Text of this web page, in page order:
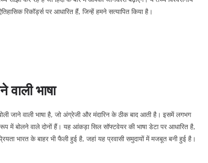
रिकॉर्ड्स पर आधारित हैं, जिन्हें हमने सत्यापित किया है।
वाली भाषा
जाने वाली भाषा है, जो अंग्रेजी और मंदारिन के ठीक बाद आती है। इसमें लगभग
में बोलने वाले दोनों हैं। यह आंकड़ा सिल सॉफ्टवेयर की भाषा डेटा पर आधारित है,
भारत के बाहर भी फैली हुई है, जहां यह प्रवासी समुदायों में मजबूत बनी हुई है।